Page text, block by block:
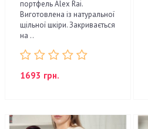
портфель Alex Rai.
Виготовлена ​​із натуральної
щільної шкіри. Закривається
на ..
1693 грн.